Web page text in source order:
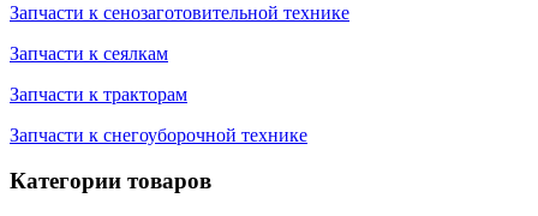
Запчасти к сенозаготовительной технике
Запчасти к сеялкам
Запчасти к тракторам
Запчасти к снегоуборочной технике
Категории товаров